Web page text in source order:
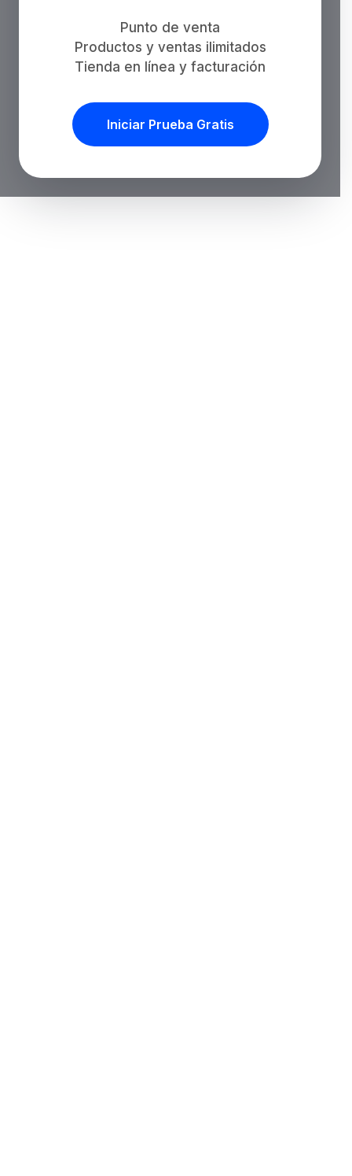
Punto de venta
Productos y ventas ilimitados
Tienda en línea y facturación
Iniciar Prueba Gratis